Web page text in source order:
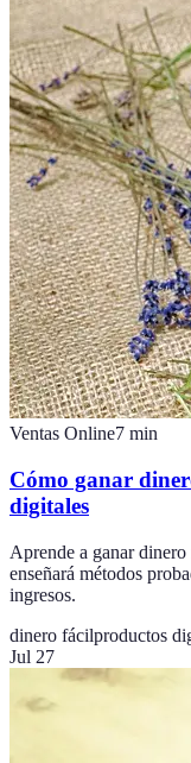
Ventas Online7 min
Cómo ganar
digitales
Aprende a ganar
enseñará métodos
ingresos.
dinero fácilproductos
Jul 27